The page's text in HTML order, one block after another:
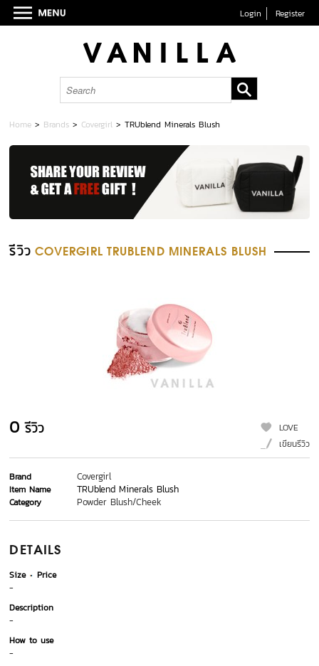
Login Register
Home > Brands > Covergirl >TRUblend Minerals Blush
รีวิว COVERGIRL TRUBLEND MINERALS BLUSH
0 รีวิว
LOVE
เขียนรีวิว
Brand Covergirl
Item Name TRUblend Minerals Blush
Category Powder Blush/Cheek
DETAILS
Size
Price
-
Description
-
How to use
-